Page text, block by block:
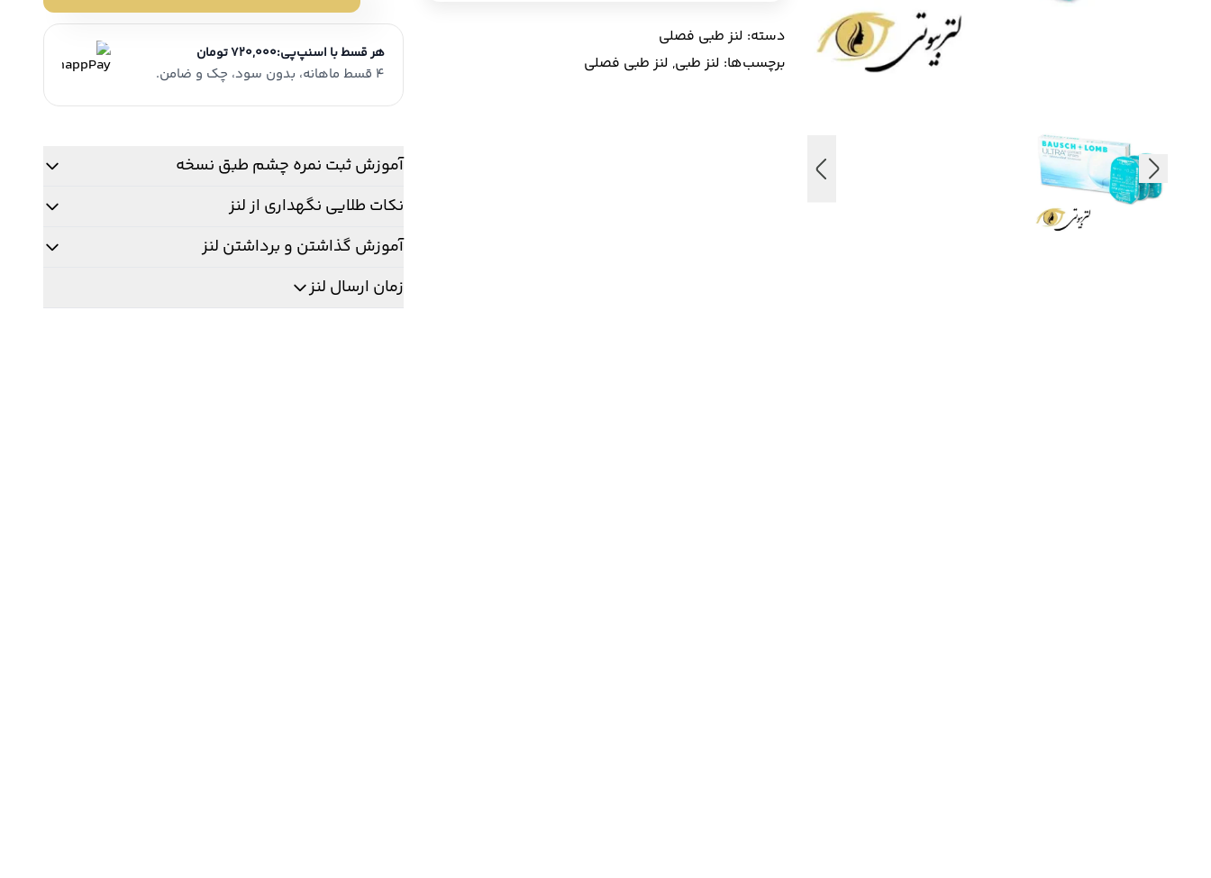
دسته: لنز طبی فصلی
برچسب‌ها: لنز طبی, لنز طبی فصلی
فصلی
اولترا
بوش
Ultra
هر قسط با اسنپ‌پی:720,000 تومان
4 قسط ماهانه، بدون سود، چک و ضامن.
آموزش ثبت نمره چشم طبق نسخه
نکات طلایی نگهداری از لنز
آموزش گذاشتن و برداشتن لنز
زمان ارسال لنز